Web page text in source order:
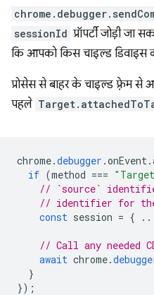
sessionId प्रॉपर्टी जोड़ी
कि आपको किस चाइल्ड डिवाइस
प्रोसेस से बाहर के चाइल्ड फ़्रेम
पहले
chrome.debugger .onEvent.
if (method ===
// `source`
// identifier for
const session = {
// Call any needed
await chrome.
}
});